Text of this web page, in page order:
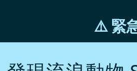
​⚠️ 緊